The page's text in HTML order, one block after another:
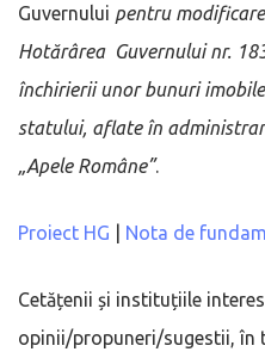
Guvernului pentru
Hotărârea Guvernului nr.
închirierii unor bunuri
statului, aflate în
„Apele Române”.
Proiect HG Nota de
Cetățenii și instituțiile
opinii/propuneri/sugestii, în